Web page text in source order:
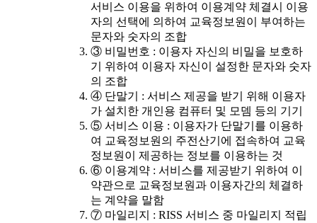
서비스 이용을 위하여 이용계약 체결시 이용
자의 선택에 의하여 교육정보원이 부여하는
문자와 숫자의 조합
③ 비밀번호 : 이용자 자신의 비밀을 보호하
기 위하여 이용자 자신이 설정한 문자와 숫자
의 조합
④ 단말기 : 서비스 제공을 받기 위해 이용자
가 설치한 개인용 컴퓨터 및 모뎀 등의 기기
⑤ 서비스 이용 : 이용자가 단말기를 이용하
여 교육정보원의 주전산기에 접속하여 교육
정보원이 제공하는 정보를 이용하는 것
⑥ 이용계약 : 서비스를 제공받기 위하여 이
약관으로 교육정보원과 이용자간의 체결하
는 계약을 말함
⑦ 마일리지 : RISS 서비스 중 마일리지 적립